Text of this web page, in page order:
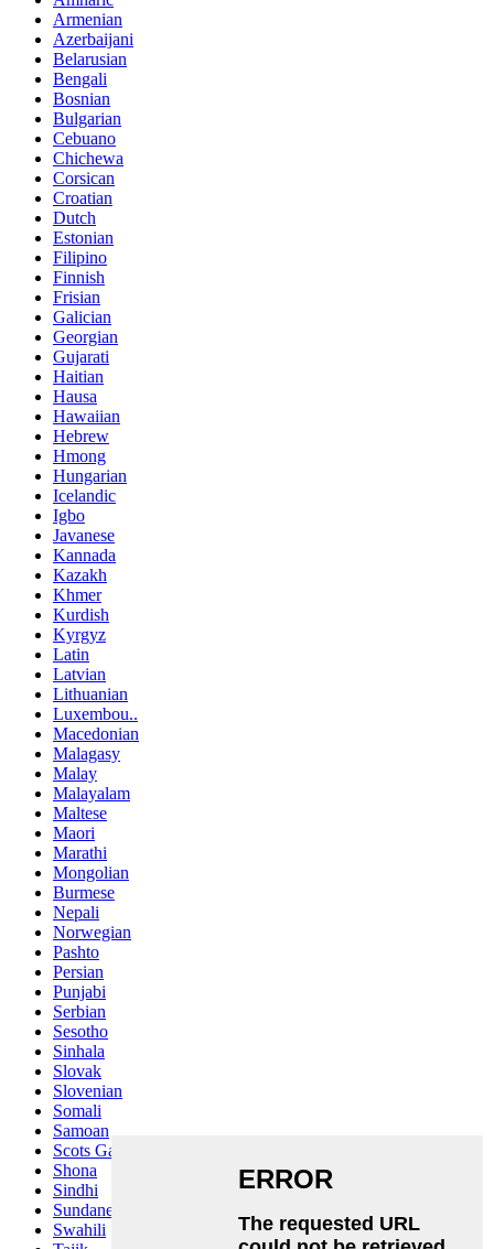
Armenian
Azerbaijani
Belarusian
Bengali
Bosnian
Bulgarian
Cebuano
Chichewa
Corsican
Croatian
Dutch
Estonian
Filipino
Finnish
Frisian
Galician
Georgian
Gujarati
Haitian
Hausa
Hawaiian
Hebrew
Hmong
Hungarian
Icelandic
Igbo
Javanese
Kannada
Kazakh
Khmer
Kurdish
Kyrgyz
Latin
Latvian
Lithuanian
Luxembou..
Macedonian
Malagasy
Malay
Malayalam
Maltese
Maori
Marathi
Mongolian
Burmese
Nepali
Norwegian
Pashto
Persian
Punjabi
Serbian
Sesotho
Sinhala
Slovak
Slovenian
Somali
Samoan
Scots Gaelic
Shona
Sindhi
Sundanese
Swahili